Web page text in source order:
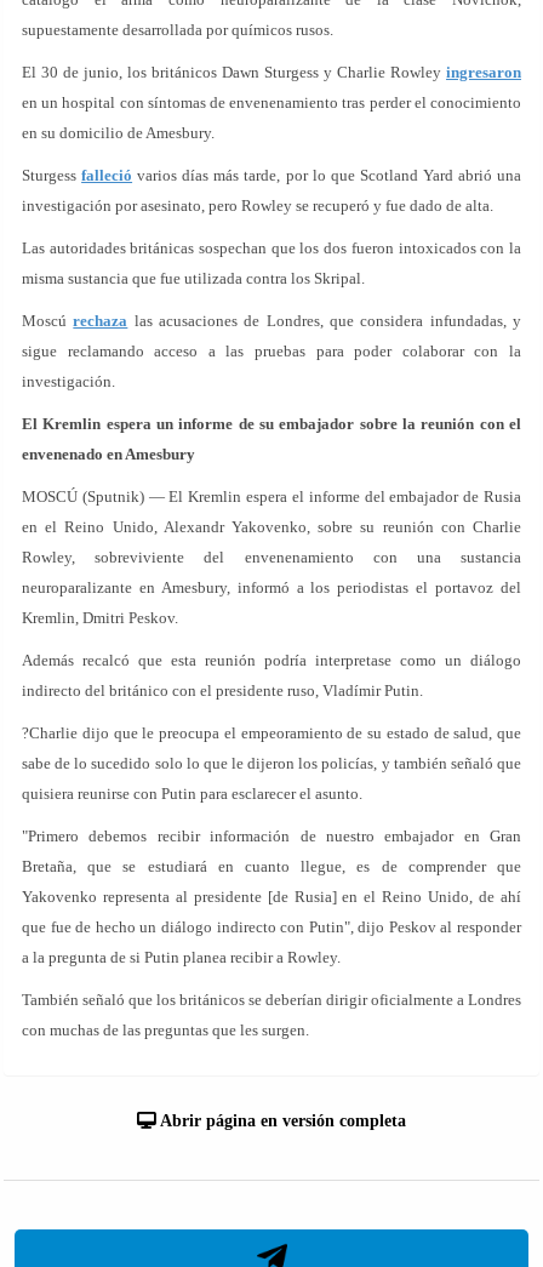
supuestamente desarrollada por químicos rusos.
El 30 de junio, los británicos Dawn Sturgess y Charlie Rowley ingresaron
en un hospital con síntomas de envenenamiento tras perder el conocimiento
en su domicilio de Amesbury.
Sturgessfalleció varios días más tarde, por lo que Scotland Yard abrió una
investigación por asesinato, pero Rowley se recuperó y fue dado de alta.
Las autoridades británicas sospechan que los dos fueron intoxicados con la
misma sustancia que fue utilizada contra los Skripal.
Moscúrechaza las acusaciones de Londres, que considera infundadas, y
sigue reclamando acceso a las pruebas para poder colaborar con la
investigación.
El Kremlin espera un informe de su embajador sobre la reunión con el
envenenado en Amesbury
MOSCÚ (Sputnik) — El Kremlin espera el informe del embajador de Rusia
en el Reino Unido, Alexandr Yakovenko, sobre su reunión con Charlie
Rowley, sobreviviente del envenenamiento con una sustancia
neuroparalizante en Amesbury, informó a los periodistas el portavoz del
Kremlin, Dmitri Peskov.
Además recalcó que esta reunión podría interpretase como un diálogo
indirecto del británico con el presidente ruso, Vladímir Putin.
?Charlie dijo que le preocupa el empeoramiento de su estado de salud, que
sabe de lo sucedido solo lo que le dijeron los policías, y también señaló que
quisiera reunirse con Putin para esclarecer el asunto.
"Primero debemos recibir información de nuestro embajador en Gran
Bretaña, que se estudiará en cuanto llegue, es de comprender que
Yakovenko representa al presidente [de Rusia] en el Reino Unido, de ahí
que fue de hecho un diálogo indirecto con Putin", dijo Peskov al responder
a la pregunta de si Putin planea recibir a Rowley.
También señaló que los británicos se deberían dirigir oficialmente a Londres
con muchas de las preguntas que les surgen.
Abrir página en versión completa